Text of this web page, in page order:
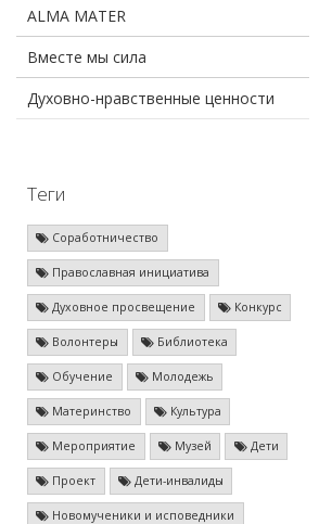
ALMA MATER
Вместе мы сила
Духовно-нравственные ценности
Теги
Соработничество
Православная инициатива
Духовное просвещение Конкурс
Волонтеры Библиотека
Обучение Молодежь
Материнство Культура
Мероприятие Музей Дети
Проект Дети-инвалиды
Новомученики и исповедники